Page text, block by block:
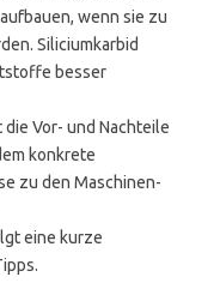
wenn sie zu
Siliciumkarbid
besser
Vor- und Nachteile
konkrete
zu den Maschinen-
eine kurze